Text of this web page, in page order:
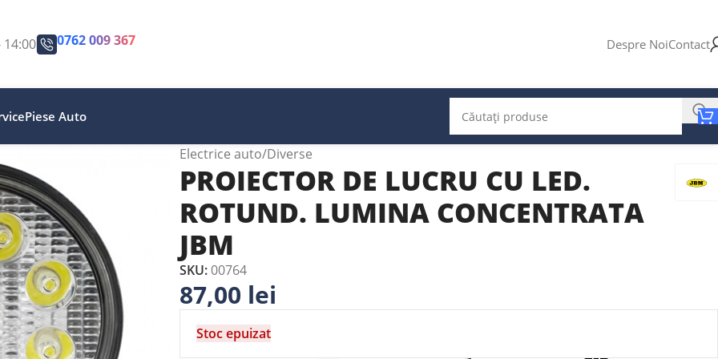
14:00 0762 009 367 Despre NoiContact
Piese Auto
Electrice auto Diverse
PROIECTOR DE LUCRU CU LED.
ROTUND. LUMINA CONCENTRATA
JBM
SKU:00764
87,00 lei
Stoc epuizat